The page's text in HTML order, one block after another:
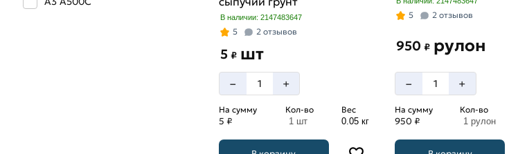
В наличии: 2147483647
5 2 отзывов
5 ₽ шт
– +
На сумму
5 ₽
Кол-во
1 шт
Вес
0.05 кг
5 2 отзывов
950₽ рулон
– +
На сумму
950 ₽
Кол-во
1 рулон